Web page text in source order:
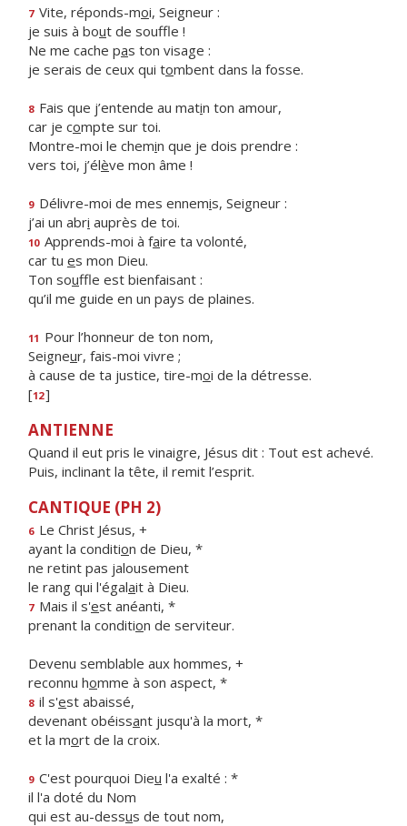
7 Vite, réponds-moi, Seigneur :
je suis à bout de souffle !
Ne me cache pas ton visage :
je serais de ceux qui tombent dans la fosse.
8 Fais que j’entende au matin ton amour,
car je compte sur toi.
Montre-moi le chemin que je dois prendre :
vers toi, j’élève mon âme !
9 Délivre-moi de mes ennemis, Seigneur :
j’ai un abri auprès de toi.
10 Apprends-moi à faire ta volonté,
car tu es mon Dieu.
Ton souffle est bienfaisant :
qu’il me guide en un pays de plaines.
11 Pour l’honneur de ton nom,
Seigneur, fais-moi vivre ;
à cause de ta justice, tire-moi de la détresse.
[12]
ANTIENNE
Quand il eut pris le vinaigre, Jésus dit : Tout est achevé.
Puis, inclinant la tête, il remit l’esprit.
CANTIQUE (PH 2)
6 Le Christ Jésus, +
ayant la condition de Dieu, *
ne retint pas jalousement
le rang qui l'égalait à Dieu.
7 Mais il s'est anéanti, *
prenant la condition de serviteur.
Devenu semblable aux hommes, +
reconnu homme à son aspect, *
8 il s'est abaissé,
devenant obéissant jusqu'à la mort, *
et la mort de la croix.
9 C'est pourquoi Dieu l'a exalté : *
il l'a doté du Nom
qui est au-dessus de tout nom,